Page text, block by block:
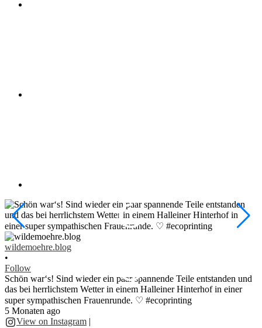
wildemoehre.blog
•
Follow
Schön war‘s! Sind wieder ein paar spannende Teile entstanden und
das bei herrlichstem Wetter in einem Halleiner Hinterhof in einer
super sympathischen Frauenrunde. ♡ #ecoprinting
5 Monaten ago
View on Instagram |